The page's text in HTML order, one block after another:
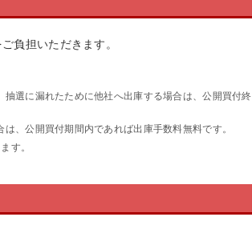
負担いただきます。
選に漏れたために他社へ出庫する場合は、公開買付終
、公開買付期間内であれば出庫手数料無料です。
す。